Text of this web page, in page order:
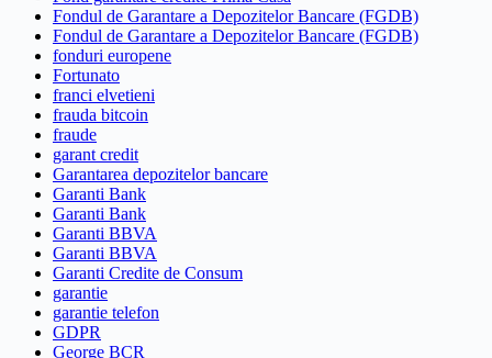
Fondul de Garantare a Depozitelor Bancare (FGDB)
Fondul de Garantare a Depozitelor Bancare (FGDB)
fonduri europene
Fortunato
franci elvetieni
frauda bitcoin
fraude
garant credit
Garantarea depozitelor bancare
Garanti Bank
Garanti Bank
Garanti BBVA
Garanti BBVA
Garanti Credite de Consum
garantie
garantie telefon
GDPR
George BCR